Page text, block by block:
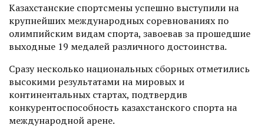
Казахстанские спортсмены успешно выступили на
крупнейших международных соревнованиях по
олимпийским видам спорта, завоевав за прошедшие
выходные 19 медалей различного достоинства.
Сразу несколько национальных сборных отметились
высокими результатами на мировых и
континентальных стартах, подтвердив
конкурентоспособность казахстанского спорта на
международной арене.